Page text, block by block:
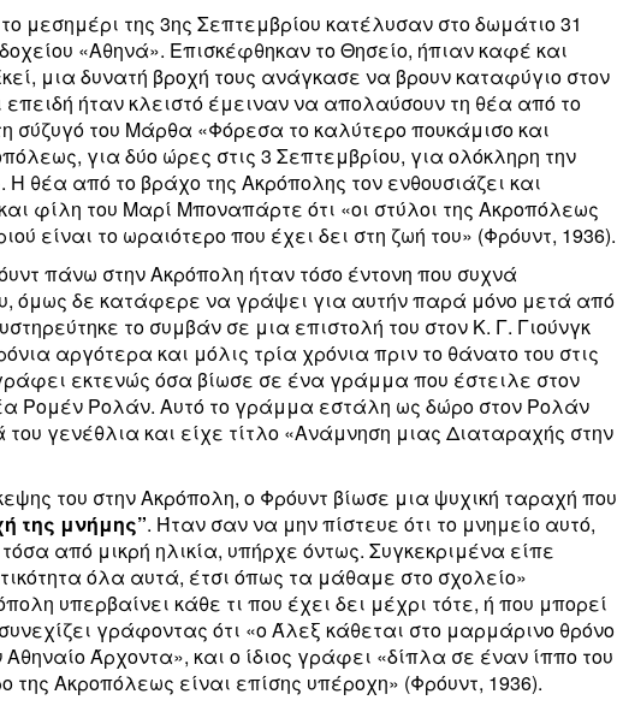
μεσημέρι της 3ης Σεπτεμβρίου κατέλυσαν στο δωμάτιο 31
«Αθηνά». Επισκέφθηκαν το Θησείο, ήπιαν καφέ και
μια δυνατή βροχή τους ανάγκασε να βρουν καταφύγιο στον
ήταν κλειστό έμειναν να απολαύσουν τη θέα από το
σύζυγό του Mάρθα «Φόρεσα το καλύτερο πουκάμισο και
για δύο ώρες στις 3 Σεπτεμβρίου, για ολόκληρη την
Η θέα από το βράχο της Ακρόπολης τον ενθουσιάζει και
φίλη του Μαρί Μποναπάρτε ότι «οι στύλοι της Ακροπόλεως
είναι το ωραιότερο που έχει δει στη ζωή του» (Φρόυντ, 1936).
πάνω στην Ακρόπολη ήταν τόσο έντονη που συχνά
όμως δε κατάφερε να γράψει για αυτήν παρά μόνο μετά από
το συμβάν σε μια επιστολή του στον Κ. Γ. Γιούνγκ
αργότερα και μόλις τρία χρόνια πριν το θάνατο του στις
εκτενώς όσα βίωσε σε ένα γράμμα που έστειλε στον
Ρομέν Ρολάν. Αυτό το γράμμα εστάλη ως δώρο στον Ρολάν
γενέθλια και είχε τίτλο «Ανάμνηση μιας Διαταραχής στην
του στην Ακρόπολη, ο Φρόυντ βίωσε μια ψυχική ταραχή που
της μνήμης”. Ήταν σαν να μην πίστευε ότι το μνημείο αυτό,
από μικρή ηλικία, υπήρχε όντως. Συγκεκριμένα είπε
όλα αυτά, έτσι όπως τα μάθαμε στο σχολείο»
υπερβαίνει κάθε τι που έχει δει μέχρι τότε, ή που μπορεί
γράφοντας ότι «ο Άλεξ κάθεται στο μαρμάρινο θρόνο
Άρχοντα», και ο ίδιος γράφει «δίπλα σε έναν ίππο του
της Ακροπόλεως είναι επίσης υπέροχη» (Φρόυντ, 1936).